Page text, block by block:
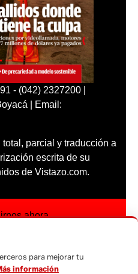
- (042) 2327200 |
| Email:
parcial y traducción a
escrita de su
de Vistazo.com.
ahora
para mejorar tu
información